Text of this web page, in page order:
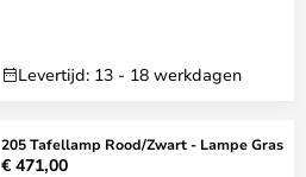
Levertijd: 13 - 18 werkdagen
205 Tafellamp Rood/Zwart - Lampe Gras
€ 471,00